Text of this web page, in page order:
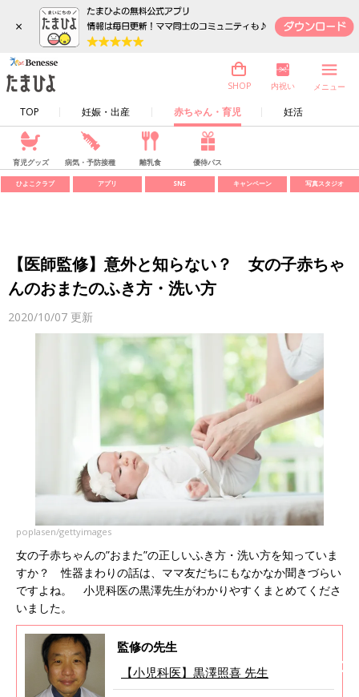
×
TOP 妊娠・出産 赤ちゃん・育児 妊活
SHOP 内祝い メニュー
育児グッズ 病気・予防接種 離乳食 優待パス
ひよこクラブ アプリ SNS キャンペーン 写真スタジオ
【医師監修】意外と知らない？ 女の子赤ちゃ
んのおまたのふき方・洗い方
2020/10/07 更新
poplasen/gettyimages
女の子赤ちゃんの”おまた”の正しいふき方・洗い方を知っていま
すか？ 性器まわりの話は、ママ友だちにもなかなか聞きづらい
ですよね。 小児科医の黒澤先生がわかりやすくまとめてくださ
いました。
監修の先生
【小児科医】黒澤照喜 先生